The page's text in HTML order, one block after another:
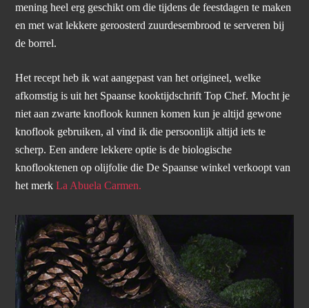
mening heel erg geschikt om die tijdens de feestdagen te maken
en met wat lekkere geroosterd zuurdesembrood te serveren bij
de borrel.
Het recept heb ik wat aangepast van het origineel, welke
afkomstig is uit het Spaanse kooktijdschrift Top Chef. Mocht je
niet aan zwarte knoflook kunnen komen kun je altijd gewone
knoflook gebruiken, al vind ik die persoonlijk altijd iets te
scherp. Een andere lekkere optie is de biologische
knoflooktenen op olijfolie die De Spaanse winkel verkoopt van
het merkLa Abuela Carmen.